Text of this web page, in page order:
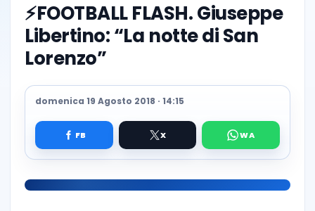
⚡FOOTBALL FLASH. Giuseppe
Libertino: “La notte di San
Lorenzo”
domenica 19 Agosto 2018 · 14:15